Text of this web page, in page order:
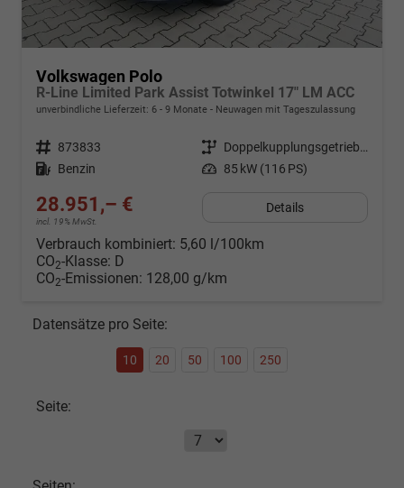
Volkswagen Polo
R-Line Limited Park Assist Totwinkel 17" LM ACC
unverbindliche Lieferzeit: 6 - 9 Monate Neuwagen mit Tageszulassung
Fahrzeugnr. 873833 Getriebe
Doppelkupplungsgetriebe (DSG)
Kraftstoff Benzin Leistung 85 kW (116 PS)
28.951,– €
incl. 19% MwSt.
Details
Verbrauch kombiniert: 5,60 l/100km
CO2-Klasse: D
CO2-Emissionen: 128,00 g/km
Datensätze pro Seite:
10 20 50 100 250
Seite: